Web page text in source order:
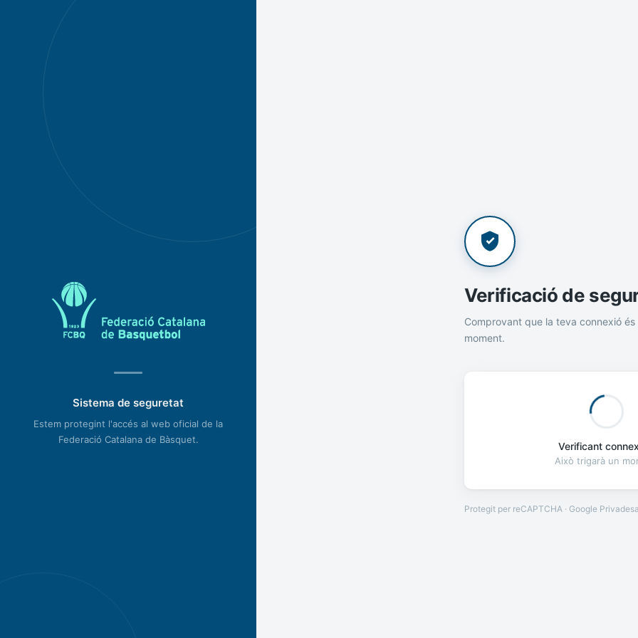
Sistema de seguretat
Estem protegint l'accés al web oficial de la
Federació Catalana de Bàsquet.
Verificació de
Comprovant que la teva connexió és
moment.
Verificant
Això trigarà un
Protegit per reCAPTCHA · Google Privadesa